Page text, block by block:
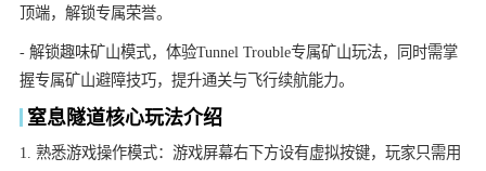
顶端，解锁专属荣誉。
- 解锁趣味矿山模式，体验Tunnel Trouble专属矿山玩法，同时需掌
握专属矿山避障技巧，提升通关与飞行续航能力。
窒息隧道核心玩法介绍
1. 熟悉游戏操作模式：游戏屏幕右下方设有虚拟按键，玩家只需用